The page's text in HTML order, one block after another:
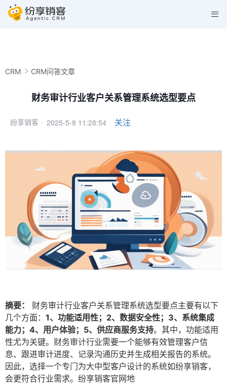
CRM CRM问答文章
财务审计行业客户关系管理系统选型要点
纷享销客 · 2025-5-8 11:28:54 关注
摘要：
财务审计行业客户关系管理系统选型要点主要有以下
几个方面： 1、功能适用性；2、数据安全性；3、系统集成
能力；4、用户体验；5、供应商服务支持。其中，功能适用
性尤为关键。财务审计行业需要一个能够有效管理客户信
息、跟进审计进度、记录沟通历史并生成相关报告的系统。
因此，选择一个专门为大中型客户设计的系统如纷享销客，
会更符合行业需求。纷享销客官网地